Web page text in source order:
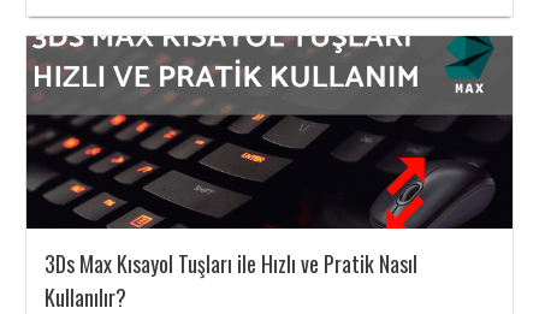
3Ds Max Kısayol Tuşları ile Hızlı ve Pratik Nasıl
Kullanılır?